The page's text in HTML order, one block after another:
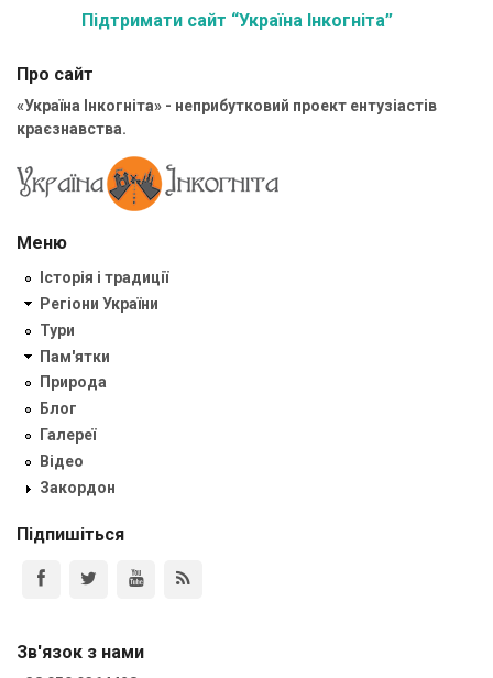
Підтримати сайт “Україна Інкогніта”
Про сайт
«Україна Інкогніта» - неприбутковий проект ентузіастів
краєзнавства.
Меню
Історія і традиції
Регіони України
Тури
Пам'ятки
Природа
Блог
Галереї
Відео
Закордон
Підпишіться
Зв'язок з нами